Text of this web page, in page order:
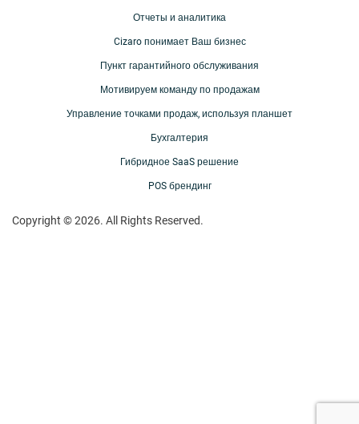
Отчеты и аналитика
Cizaro понимает Ваш бизнес
Пункт гарантийного обслуживания
Мотивируем команду по продажам
Управление точками продаж, используя планшет
Бухгалтерия
Гибридное SaaS решение
POS брендинг
Copyright © 2026. All Rights Reserved.